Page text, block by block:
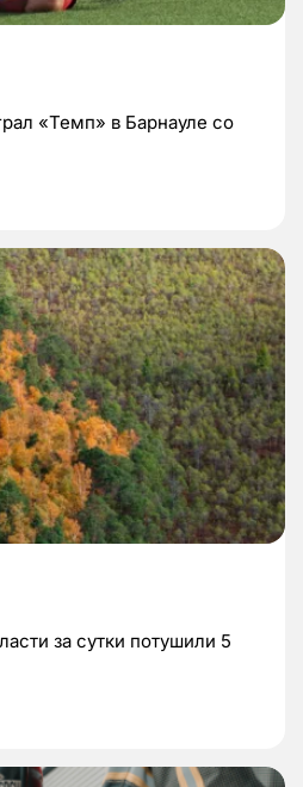
«Темп» в Барнауле со
за сутки потушили 5